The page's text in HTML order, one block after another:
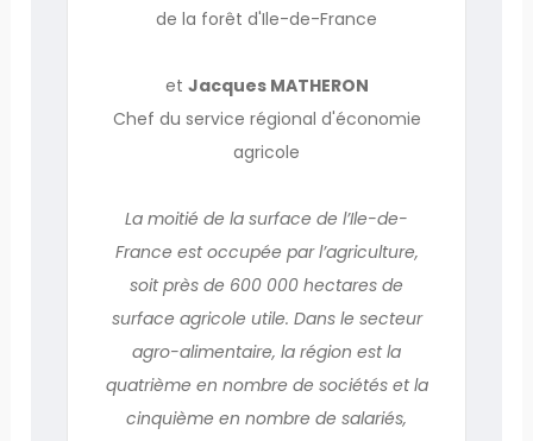
de la forêt d'Ile-de-France
et Jacques MATHERON
Chef du service régional d'économie
agricole
La moitié de la surface de l’Ile-de-
France est occupée par l’agriculture,
soit près de 600 000 hectares de
surface agricole utile. Dans le secteur
agro-alimentaire, la région est la
quatrième en nombre de sociétés et la
cinquième en nombre de salariés,